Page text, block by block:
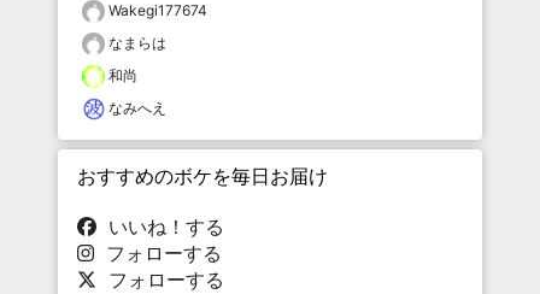
Wakegi177674
なまらは
和尚
なみへえ
おすすめのボケを毎日お届け
いいね！する
フォローする
フォローする